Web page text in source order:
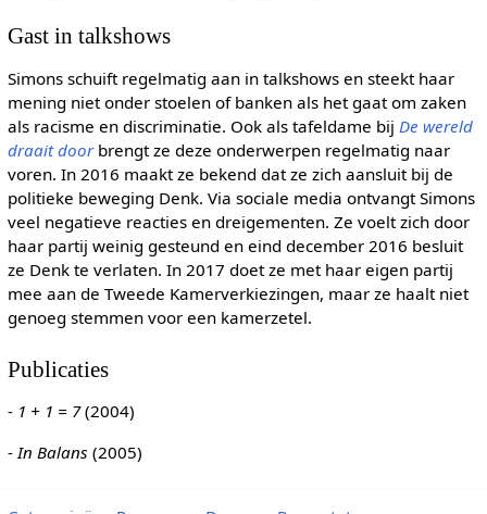
Gast in talkshows
Simons schuift regelmatig aan in talkshows en steekt haar
mening niet onder stoelen of banken als het gaat om zaken
als racisme en discriminatie. Ook als tafeldame bij De wereld
draait doorbrengt ze deze onderwerpen regelmatig naar
voren. In 2016 maakt ze bekend dat ze zich aansluit bij de
politieke beweging Denk. Via sociale media ontvangt Simons
veel negatieve reacties en dreigementen. Ze voelt zich door
haar partij weinig gesteund en eind december 2016 besluit
ze Denk te verlaten. In 2017 doet ze met haar eigen partij
mee aan de Tweede Kamerverkiezingen, maar ze haalt niet
genoeg stemmen voor een kamerzetel.
Publicaties
- 1 + 1 = 7(2004)
- In Balans (2005)